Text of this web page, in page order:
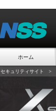
ホーム
セキュリティサイト >